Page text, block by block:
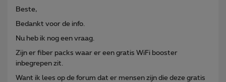
Beste,
Bedankt voor de info.
Nu heb ik nog een vraag.
Zijn er fiber packs waar er een gratis WiFi booster
inbegrepen zit.
Want ik lees op de forum dat er mensen zijn die deze gratis